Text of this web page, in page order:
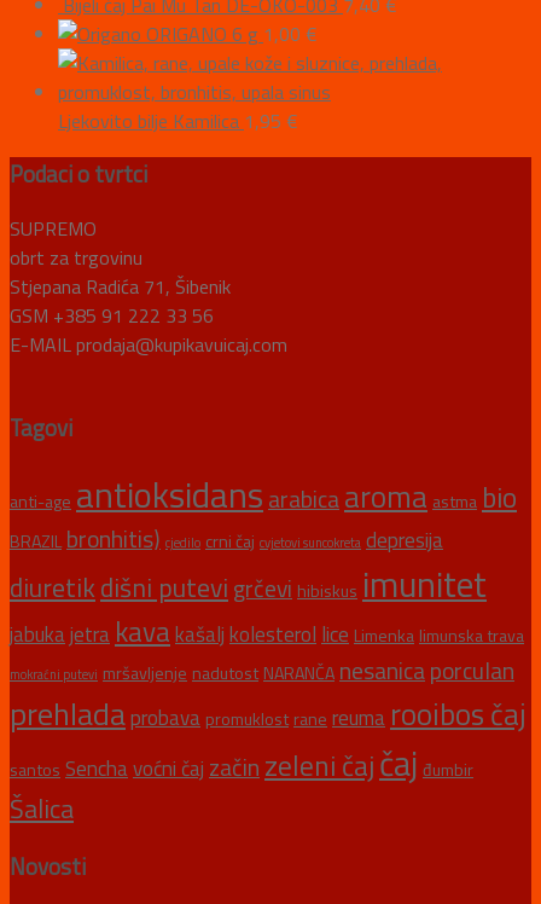
ORIGANO 6 g 1,00 €
Ljekovito bilje Kamilica 1,95 €
Podaci o tvrtci
SUPREMO
obrt za trgovinu
Stjepana Radića 71, Šibenik
GSM +385 91 222 33 56
E-MAIL prodaja@kupikavuicaj.com
Tagovi
anti-age antioksidans arabicaaroma astma bio
BRAZIL bronhitis) cjedilo crni čaj cvjetovi suncokreta depresija
diuretikdišni putevi grčevi hibiskus imunitet
jabukajetra kavakašaljkolesterol lice Limenka limunska trava
mokraćni putevi mršavljenje nadutost NARANČA nesanicaporculan
prehladaprobava promuklost rane reuma rooibos čaj
santos Senchavoćni čaj začin zeleni čajčaj đumbir
Šalica
Novosti